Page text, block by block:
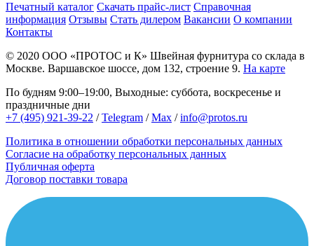
Печатный каталог Скачать прайс-лист Справочная
информация Отзывы Стать дилером Вакансии О компании
Контакты
© 2020 ООО «ПРОТОС и К» Швейная фурнитура со склада в
Москве. Варшавское шоссе, дом 132, строение 9. На карте
По будням 9:00–19:00, Выходные: суббота, воскресенье и
праздничные дни
+7 (495) 921-39-22 /Telegram /Max /info@protos.ru
Политика в отношении обработки персональных данных
Согласие на обработку персональных данных
Публичная оферта
Договор поставки товара